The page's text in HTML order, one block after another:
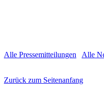
Alle P​ressemitteilungen Alle
Zurück zum Seitenanfang